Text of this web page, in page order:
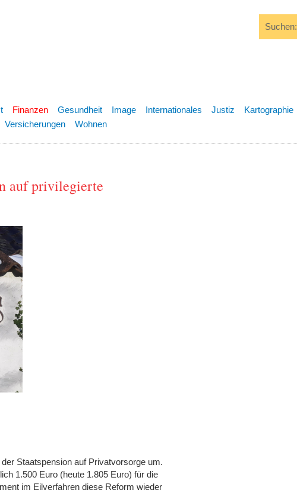
Suchen:
Finanzen Gesundheit Image Internationales Justiz Kartographie
Versicherungen Wohnen
auf privilegierte
Staatspension auf Privatvorsorge um.
1.500 Euro (heute 1.805 Euro) für die
im Eilverfahren diese Reform wieder